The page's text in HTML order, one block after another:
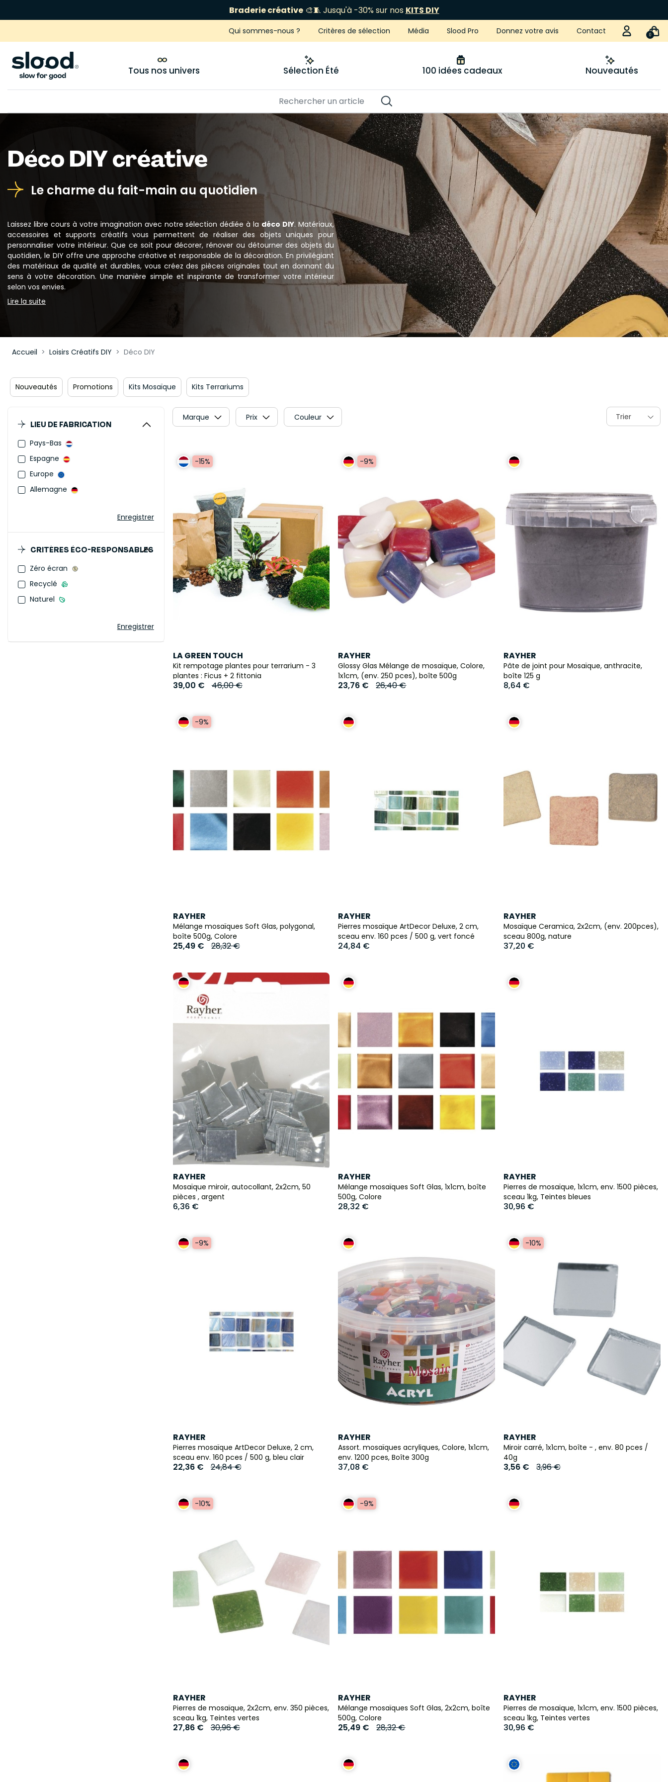
ÉCLIPSE 12 AOÛT Je fonce
Qui sommes-nous ? Critères de sélection Média Slood Pro Donnez votre avis Contact 0
Tous nos univers Sélection Été 100 idées cadeaux Nouveautés
Déco DIY créative
Le charme du fait-main au quotidien
Laissez libre cours à votre imagination avec notre sélection dédiée à la déco DIY. Matériaux,
accessoires et supports créatifs vous permettent de réaliser des objets uniques pour
personnaliser votre intérieur. Que ce soit pour décorer, rénover ou détourner des objets du
quotidien, le DIY offre une approche créative et responsable de la décoration. En privilégiant
des matériaux de qualité et durables, vous créez des pièces originales tout en donnant du
sens à votre décoration. Une manière simple et inspirante de transformer votre intérieur
selon vos envies.
Lire la suite
Accueil Loisirs Créatifs DIY Déco DIY
Nouveautés Promotions Kits Mosaïque Kits Terrariums
LIEU DE FABRICATION
Pays-Bas
Espagne
Europe
Allemagne
Enregistrer
CRITÈRES ÉCO-RESPONSABLES
Zéro écran
Recyclé
Naturel
Enregistrer
Marque Prix Couleur Trier
-15%
LA GREEN TOUCH
Kit rempotage plantes pour terrarium - 3
plantes : Ficus + 2 fittonia
39,00 € 46,00 €
-9%
RAYHER
Glossy Glas Mélange de mosaïque, Colore,
1x1cm, (env. 250 pces), boîte 500g
23,76 € 26,40 €
RAYHER
Pâte de joint pour Mosaïque, anthracite,
boîte 125 g
8,64 €
-9%
RAYHER
Mélange mosaïques Soft Glas, polygonal,
boîte 500g, Colore
25,49 € 28,32 €
RAYHER
Pierres mosaïque ArtDecor Deluxe, 2 cm,
sceau env. 160 pces / 500 g, vert foncé
24,84 €
RAYHER
Mosaïque Ceramica, 2x2cm, (env. 200pces),
sceau 800g, nature
37,20 €
RAYHER
Mosaïque miroir, autocollant, 2x2cm, 50
pièces , argent
6,36 €
RAYHER
Mélange mosaïques Soft Glas, 1x1cm, boîte
500g, Colore
28,32 €
RAYHER
Pierres de mosaïque, 1x1cm, env. 1500 pièces,
sceau 1kg, Teintes bleues
30,96 €
-9%
RAYHER
Pierres mosaïque ArtDecor Deluxe, 2 cm,
sceau env. 160 pces / 500 g, bleu clair
22,36 € 24,84 €
RAYHER
Assort. mosaïques acryliques, Colore, 1x1cm,
env. 1200 pces, Boîte 300g
37,08 €
-10%
RAYHER
Miroir carré, 1x1cm, boîte - , env. 80 pces /
40g
3,56 € 3,96 €
-10%
RAYHER
Pierres de mosaïque, 2x2cm, env. 350 pièces,
sceau 1kg, Teintes vertes
27,86 € 30,96 €
-9%
RAYHER
Mélange mosaïques Soft Glas, 2x2cm, boîte
500g, Colore
25,49 € 28,32 €
RAYHER
Pierres de mosaïque, 1x1cm, env. 1500 pièces,
sceau 1kg, Teintes vertes
30,96 €